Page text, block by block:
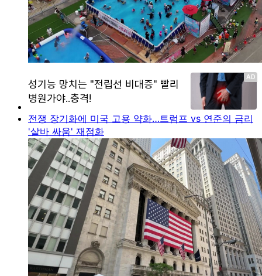
전쟁 장기화에 미국 고용 약화…트럼프 vs 연준의 금리
'샅바 싸움' 재점화